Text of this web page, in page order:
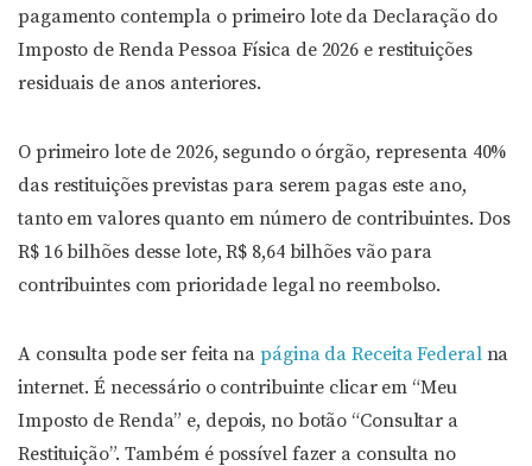
pagamento contempla o primeiro lote da Declaração do
Imposto de Renda Pessoa Física de 2026 e restituições
residuais de anos anteriores.
O primeiro lote de 2026, segundo o órgão, representa 40%
das restituições previstas para serem pagas este ano,
tanto em valores quanto em número de contribuintes. Dos
R$ 16 bilhões desse lote, R$ 8,64 bilhões vão para
contribuintes com prioridade legal no reembolso.
A consulta pode ser feita napágina da Receita Federalna
internet. É necessário o contribuinte clicar em “Meu
Imposto de Renda” e, depois, no botão “Consultar a
Restituição”. Também é possível fazer a consulta no